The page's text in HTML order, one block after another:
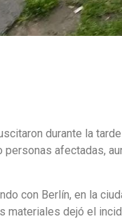
durante la
afectadas,
con Berlín, en la
dejó el